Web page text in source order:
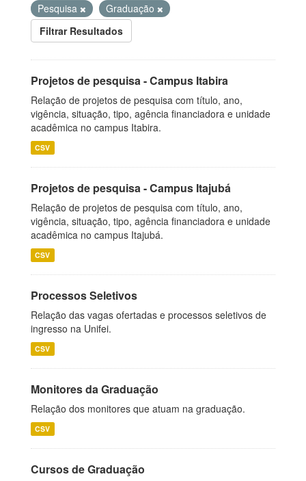
Pesquisa
Graduação
Filtrar Resultados
Projetos de pesquisa - Campus Itabira
Relação de projetos de pesquisa com título, ano,
vigência, situação, tipo, agência financiadora e unidade
acadêmica no campus Itabira.
CSV
Projetos de pesquisa - Campus Itajubá
Relação de projetos de pesquisa com título, ano,
vigência, situação, tipo, agência financiadora e unidade
acadêmica no campus Itajubá.
CSV
Processos Seletivos
Relação das vagas ofertadas e processos seletivos de
ingresso na Unifei.
CSV
Monitores da Graduação
Relação dos monitores que atuam na graduação.
CSV
Cursos de Graduação